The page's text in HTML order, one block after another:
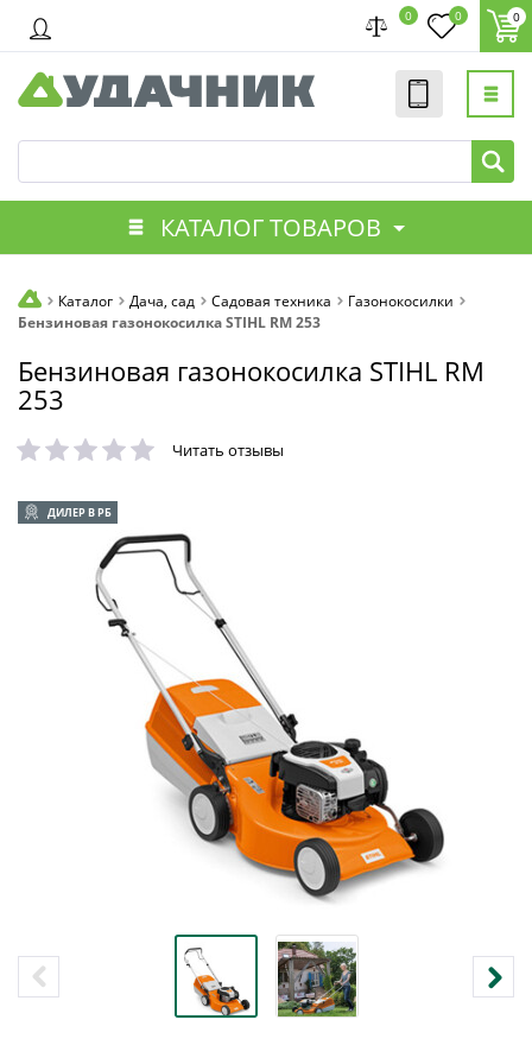
0 0 0
КАТАЛОГ ТОВАРОВ
Каталог Дача, сад Садовая техника
Газонокосилки
Бензиновая газонокосилка STIHL RM 253
Бензиновая газонокосилка STIHL RM
253
Читать отзывы
ДИЛЕР В РБ